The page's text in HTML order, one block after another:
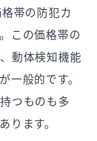
帯の防犯カ
この価格帯の
動体検知機能
一般的です。
つものも多
ります。